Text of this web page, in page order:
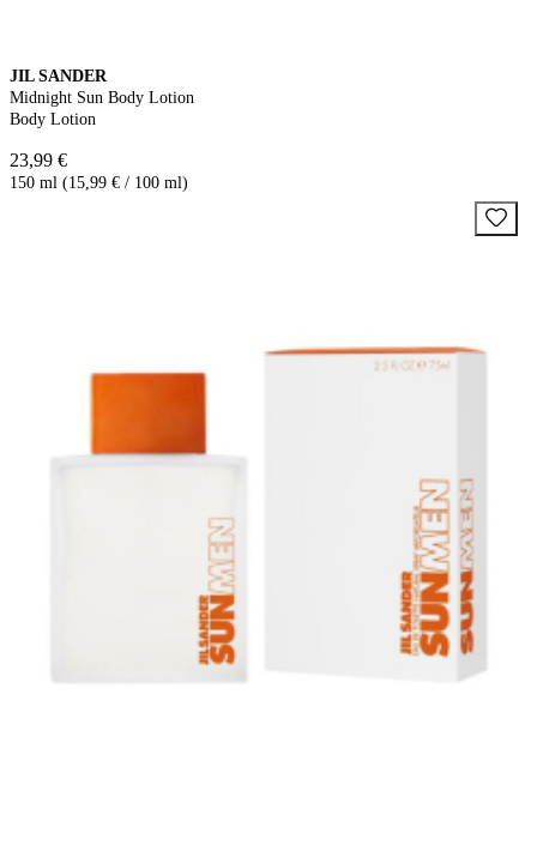
JIL SANDER
Midnight Sun Body Lotion
Body Lotion
23,99 €
150 ml (15,99 € / 100 ml)